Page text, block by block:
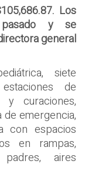
Los
y se
general
siete
de
y curaciones,
emergencia,
con espacios
en rampas,
aires